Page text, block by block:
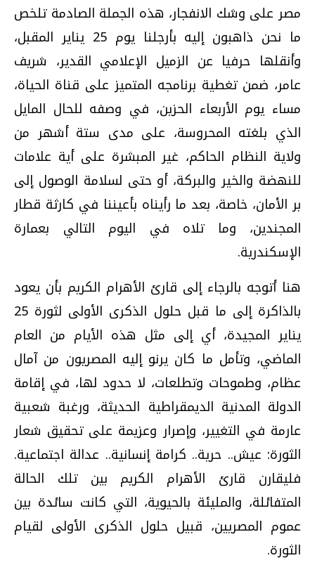
مصر على وشك الانفجار،‏ هذه الجملة الصادمة تلخص
ما نحن ذاهبون إليه بأرجلنا يوم ‏25‏ يناير المقبل،‏
وأنقلها حرفيا عن الزميل الإعلامي القدير،‏ شريف
عامر،‏ ضمن تغطية برنامجه المتميز على قناة الحياة،‏
مساء يوم الأربعاء الحزين، في وصفه للحال المايل
الذي بلغته المحروسة، على مدى ستة أشهر من
ولاية النظام الحاكم، غير المبشرة على أية علامات
للنهضة والخير والبركة، أو حتى لسلامة الوصول إلى
بر الأمان، خاصة، بعد ما رأيناه بأعيننا في كارثة قطار
المجندين، وما تلاه في اليوم التالي بعمارة
الإسكندرية.
هنا أتوجه بالرجاء إلى قارئ الأهرام الكريم بأن يعود
بالذاكرة إلى ما قبل حلول الذكرى الأولى لثورة 25
يناير المجيدة، أي إلى مثل هذه الأيام من العام
الماضي، وتأمل ما كان يرنو إليه المصريون من آمال
عظام، وطموحات وتطلعات، لا حدود لها، في إقامة
الدولة المدنية الديمقراطية الحديثة، ورغبة شعبية
عارمة في التغيير، وإصرار وعزيمة على تحقيق شعار
الثورة: عيش.. حرية.. كرامة إنسانية.. عدالة اجتماعية.
فليقارن قارئ الأهرام الكريم بين تلك الحالة
المتفائلة، والمليئة بالحيوية، التي كانت سائدة بين
عموم المصريين، قبيل حلول الذكرى الأولى لقيام
الثورة.